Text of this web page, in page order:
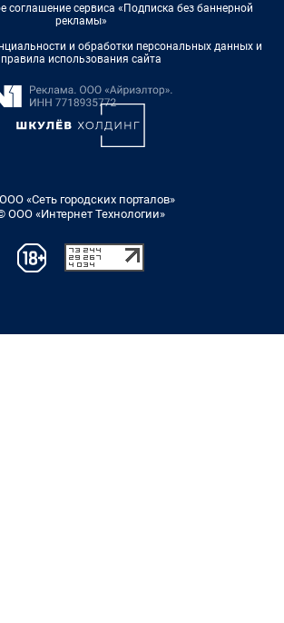
соглашение сервиса «Подписка без баннерной
рекламы»
и обработки персональных данных и
правила использования сайта
«Сеть городских порталов»
ООО «Интернет Технологии»